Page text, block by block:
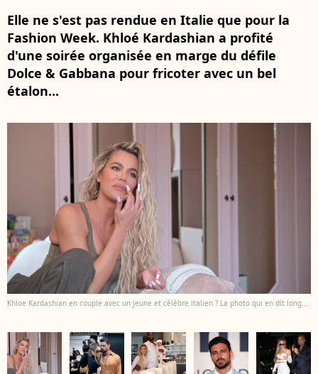
Elle ne s'est pas rendue en Italie que pour la
Fashion Week. Khloé Kardashian a profité
d'une soirée organisée en marge du défile
Dolce & Gabbana pour fricoter avec un bel
étalon...
Khloe Kardashian en couple avec un jeune et célèbre italien ? La photo qui en dit long...